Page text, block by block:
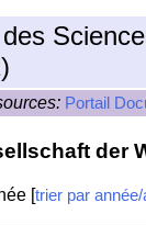
Portail
der
[trier par